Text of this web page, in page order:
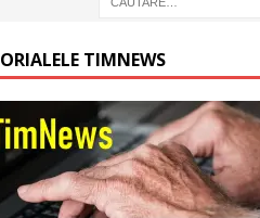
TIMNEWS